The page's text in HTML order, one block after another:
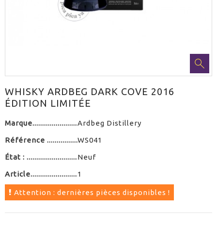
WHISKY ARDBEG DARK COVE 2016
ÉDITION LIMITÉE
Marque Ardbeg Distillery
Référence WS041
État : Neuf
Article 1
Attention : dernières pièces disponibles !